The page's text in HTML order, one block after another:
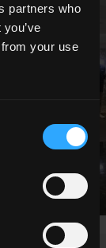
partners who
your use